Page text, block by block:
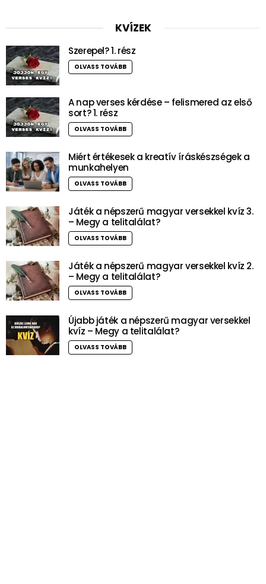
KVÍZEK
Szerepel? 1. rész
OLVASS TOVÁBB
A nap verses kérdése – felismered az első
sort? 1. rész
OLVASS TOVÁBB
Miért értékesek a kreatív íráskészségek a
munkahelyen
OLVASS TOVÁBB
Játék a népszerű magyar versekkel kvíz 3.
– Megy a telitalálat?
OLVASS TOVÁBB
Játék a népszerű magyar versekkel kvíz 2.
– Megy a telitalálat?
OLVASS TOVÁBB
Újabb játék a népszerű magyar versekkel
kvíz – Megy a telitalálat?
OLVASS TOVÁBB